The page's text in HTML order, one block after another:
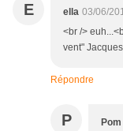
E ella 03/06/
<br />
vent"
Répondre
P Pom